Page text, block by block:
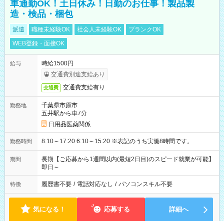
車通勤OK！土日休み！日勤のお仕事！製品製
造・検品・梱包
派遣 職種未経験OK 社会人未経験OK
ブランクOK
WEB登録・面接OK
給与
時給1500円
交通費別途支給あり
交通費 交通費支給有り
勤務地
千葉県市原市
五井駅から車7分
日用品医薬関係
勤務時間 8:10～17:20 6:10～15:20 ※表記のうち実働8時間です。
期間
長期【ご応募から1週間以内(最短2日目)のスピード就業が可能】
即日～
特徴 履歴書不要 / 電話対応なし / パソコンスキル不要
気になる！ 応募する 詳細へ